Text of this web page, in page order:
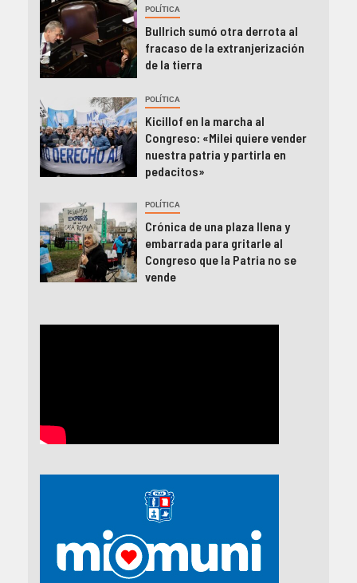
POLÍTICA
Bullrich sumó otra derrota al
fracaso de la extranjerización
de la tierra
POLÍTICA
Kicillof en la marcha al
Congreso: «Milei quiere vender
nuestra patria y partirla en
pedacitos»
POLÍTICA
Crónica de una plaza llena y
embarrada para gritarle al
Congreso que la Patria no se
vende